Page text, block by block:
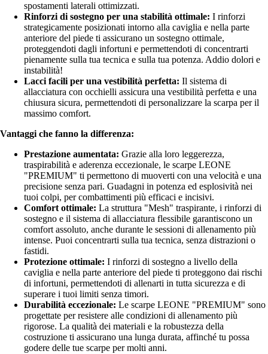
spostamenti laterali ottimizzati.
Rinforzi di sostegno per una stabilità ottimale: I rinforzi
strategicamente posizionati intorno alla caviglia e nella parte
anteriore del piede ti assicurano un sostegno ottimale,
proteggendoti dagli infortuni e permettendoti di concentrarti
pienamente sulla tua tecnica e sulla tua potenza. Addio dolori e
instabilità!
Lacci facili per una vestibilità perfetta: Il sistema di
allacciatura con occhielli assicura una vestibilità perfetta e una
chiusura sicura, permettendoti di personalizzare la scarpa per il
massimo comfort.
Vantaggi che fanno la differenza:
Prestazione aumentata: Grazie alla loro leggerezza,
traspirabilità e aderenza eccezionale, le scarpe LEONE
"PREMIUM" ti permettono di muoverti con una velocità e una
precisione senza pari. Guadagni in potenza ed esplosività nei
tuoi colpi, per combattimenti più efficaci e incisivi.
Comfort ottimale: La struttura "Mesh" traspirante, i rinforzi di
sostegno e il sistema di allacciatura flessibile garantiscono un
comfort assoluto, anche durante le sessioni di allenamento più
intense. Puoi concentrarti sulla tua tecnica, senza distrazioni o
fastidi.
Protezione ottimale: I rinforzi di sostegno a livello della
caviglia e nella parte anteriore del piede ti proteggono dai rischi
di infortuni, permettendoti di allenarti in tutta sicurezza e di
superare i tuoi limiti senza timori.
Durabilità eccezionale: Le scarpe LEONE "PREMIUM" sono
progettate per resistere alle condizioni di allenamento più
rigorose. La qualità dei materiali e la robustezza della
costruzione ti assicurano una lunga durata, affinché tu possa
godere delle tue scarpe per molti anni.